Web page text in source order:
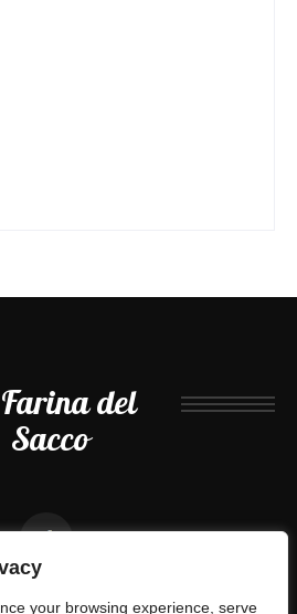
your browsing experience, serve
del
Sacco